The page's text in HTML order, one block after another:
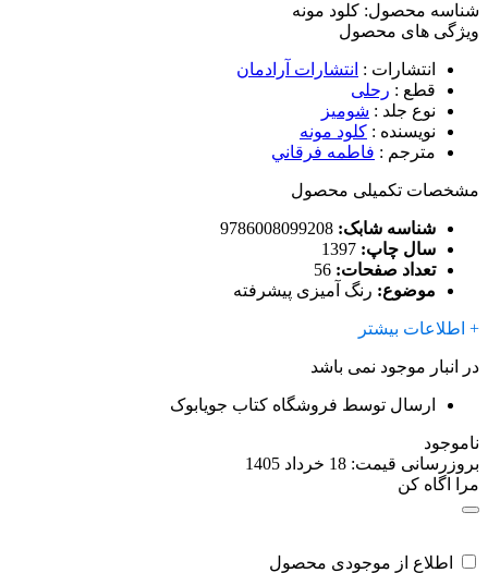
شناسه محصول: کلود مونه
ویژگی های محصول
انتشارات : انتشارات آرادمان
قطع : رحلی
نوع جلد : شومیز
نویسنده : کلود مونه
مترجم : فاطمه فرقاني
مشخصات تکمیلی محصول
شناسه شابک:
سال چاپ:
تعداد صفحات:
موضوع: رنگ آمیزی پیشرفته
+ اطلاعات بیشتر
در انبار موجود نمی باشد
ارسال توسط فروشگاه کتاب جویابوک
ناموجود
بروزرسانی قیمت: 18 خرداد 1405
مرا اگاه کن
اطلاع از موجودی محصول